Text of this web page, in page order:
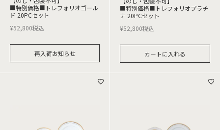
■特別価格■トレフォリオゴール
ド 20PCセット
¥52,800税込
再入荷お知らせ
■特別価格■トレフォリオプラチ
ナ 20PCセット
¥52,800税込
カートに入れる